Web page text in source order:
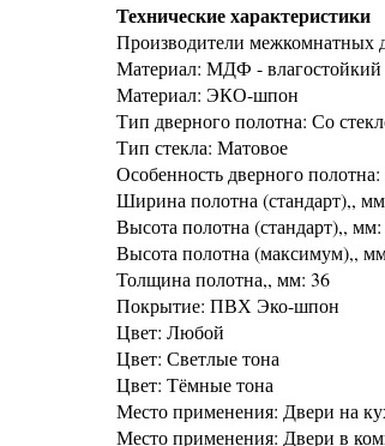
Технические характеристики
Производители межкомнатных
Материал: МДФ - влагостойкий
Материал: ЭКО-шпон
Тип дверного полотна: Со
Тип стекла: Матовое
Особенность дверного
Ширина полотна (стандарт),,
Высота полотна (стандарт),,
Высота полотна (максимум),,
Толщина полотна,, мм: 36
Покрытие: ПВХ Эко-шпон
Цвет: Любой
Цвет: Светлые тона
Цвет: Тёмные тона
Место применения: Двери на
Место применения: Двери в